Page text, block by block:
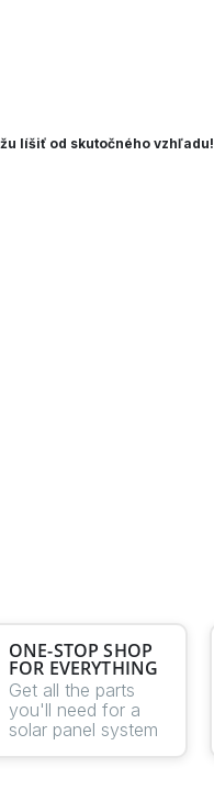
líšiť od skutočného vzhľadu!
ONE-STOP SHOP
FOR EVERYTHING
Get all the parts
you'll need for a
solar panel system